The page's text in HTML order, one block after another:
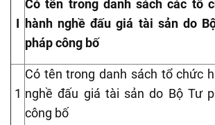
I
Có tên trong danh sách các tổ
hành nghề đấu giá tài sản do
pháp công bố
1
Có tên trong danh sách tổ chức
nghề đấu giá tài sản do Bộ Tư
công bố